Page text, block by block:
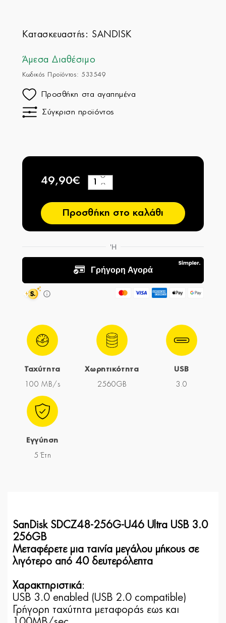
Κατασκευαστής: SANDISK
Άμεσα Διαθέσιμο
Κωδικός Προϊόντος: 533549
Προσθήκη στα αγαπημένα
Σύγκριση προϊόντος
49,90€
−
+
Προσθήκη στο καλάθι
Ταχύτητα
100 MB/s
Χωρητικότητα
2560GB
USB
3.0
Εγγύηση
5 Έτη
SanDisk SDCZ48-256G-U46 Ultra USB 3.0
256GB
Μεταφέρετε μια ταινία μεγάλου μήκους σε
λιγότερο από 40 δευτερόλεπτα
Χαρακτηριστικά:
USB 3.0 enabled (USB 2.0 compatible)
Γρήγορη ταχύτητα μεταφοράς εως και